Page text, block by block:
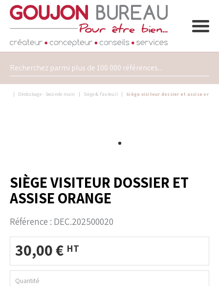
Déstockage - Seconde main Siège & Fauteuil Siège visiteur dossier et assise
SIÈGE VISITEUR DOSSIER ET
ASSISE ORANGE
Référence : DEC.202500020
30,00€ HT
Quantité